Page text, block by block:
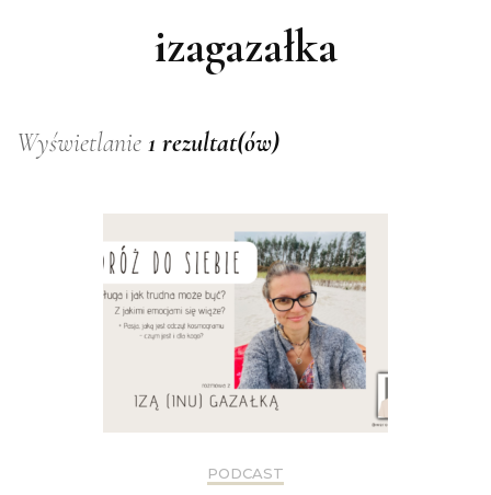
izagazałka
Wyświetlanie 1 rezultat(ów)
PODCAST